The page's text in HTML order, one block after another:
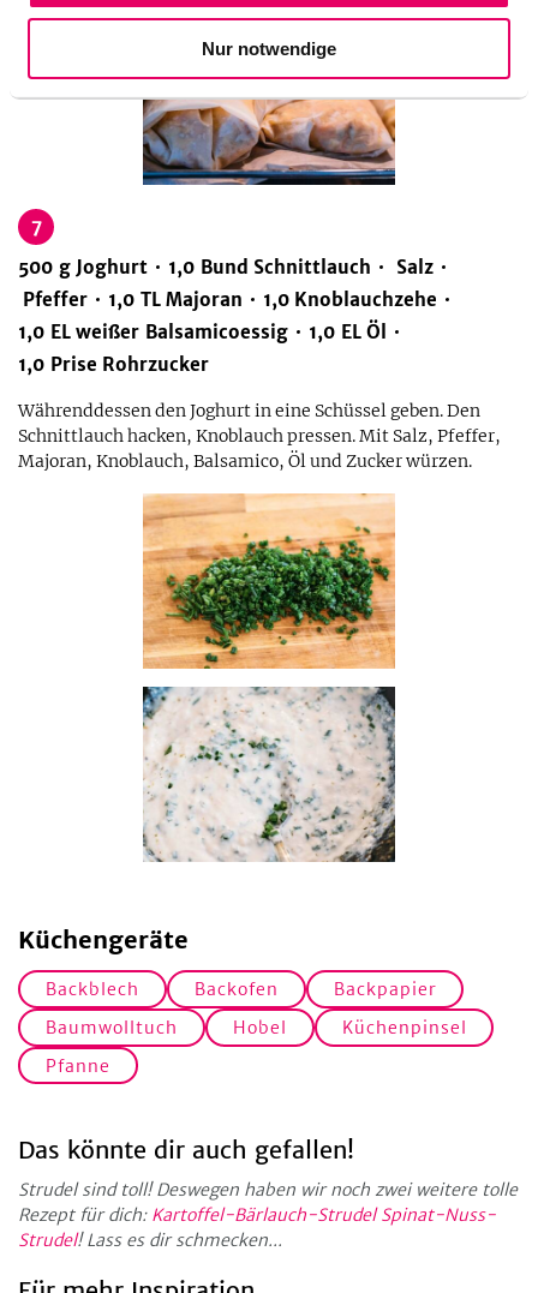
Nur notwendige
7
500 g Joghurt 1,0 Bund Schnittlauch
Salz
Pfeffer
1,0 TL Majoran 1,0 Knoblauchzehe
1,0 EL weißer Balsamicoessig 1,0 EL Öl
1,0 Prise Rohrzucker
Währenddessen den Joghurt in eine Schüssel geben. Den
Schnittlauch hacken, Knoblauch pressen. Mit Salz, Pfeffer,
Majoran, Knoblauch, Balsamico, Öl und Zucker würzen.
Küchengeräte
Backblech Backofen
Backpapier
Baumwolltuch
Hobel
Küchenpinsel
Pfanne
Das könnte dir auch gefallen!
Strudel sind toll! Deswegen haben wir noch zwei weitere tolle
Rezept für dich: Kartoffel-Bärlauch-Strudel Spinat-Nuss-
Strudel! Lass es dir schmecken...